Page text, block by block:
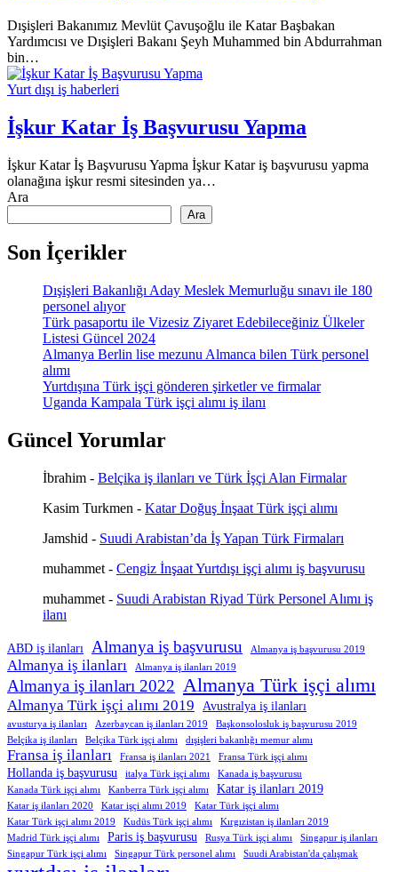
Dışişleri Bakanımız Mevlüt Çavuşoğlu ile Katar Başbakan
Yardımcısı ve Dışişleri Bakanı Şeyh Muhammed bin Abdurrahman
bin…
Yurt dışı iş haberleri
İşkur Katar İş Başvurusu Yapma
İşkur Katar İş Başvurusu Yapma İşkur Katar iş başvurusu yapma
olanağına işkur resmi sitesinden ya…
Ara
Ara
Son İçerikler
Dışişleri Bakanlığı Aday Meslek Memurluğu sınavı ile 180
personel alıyor
Türk pasaportu ile Vizesiz Ziyaret Edebileceğiniz Ülkeler
Listesi Güncel 2024
Almanya Berlin lise mezunu Almanca bilen Türk personel
alımı
Yurtdışına Türk işçi gönderen şirketler ve firmalar
Uganda Kampala Türk işçi alımı iş ilanı
Güncel Yorumlar
İbrahim - Belçika iş ilanları ve Türk İşçi Alan Firmalar
Kasim Turkmen - Katar Doğuş İnşaat Türk işçi alımı
Jamshid - Suudi Arabistan’da İş Yapan Türk Firmaları
muhammet - Cengiz İnşaat Yurtdışı işçi alımı iş başvurusu
muhammet - Suudi Arabistan Riyad Türk Personel Alımı iş
ilanı
ABD iş ilanları Almanya iş başvurusu Almanya iş başvurusu 2019
Almanya iş ilanları Almanya iş ilanları 2019
Almanya iş ilanları 2022 Almanya Türk işçi alımı
Almanya Türk işçi alımı 2019 Avustralya iş ilanları
avusturya iş ilanları Azerbaycan iş ilanları 2019
Başkonsolosluk iş başvurusu 2019
Belçika iş ilanları
Belçika Türk işçi alımı dışişleri bakanlığı memur alımı
Fransa iş ilanları Fransa iş ilanları 2021 Fransa Türk işçi alımı
Hollanda iş başvurusu italya Türk işçi alımı
Kanada iş başvurusu
Kanada Türk işçi alımı
Kanberra Türk işçi alımı Katar iş ilanları 2019
Katar iş ilanları 2020 Katar işçi alımı 2019
Katar Türk işçi alımı
Katar Türk işçi alımı 2019
Kudüs Türk işçi alımı
Kırgızistan iş ilanları 2019
Madrid Türk işçi alımı
Paris iş başvurusu Rusya Türk işçi alımı
Singapur iş ilanları
Singapur Türk işçi alımı
Singapur Türk personel alımı Suudi Arabistan'da çalışmak